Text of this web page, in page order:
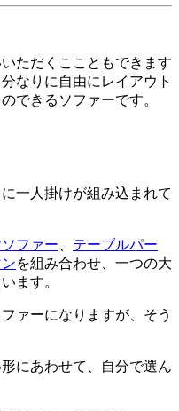
ただくここともできます
なりに自由にレイアウト
できるソファーです。
一人掛けが組み込まれて
ファー
テーブルパー
を組み合わせ、一つの大
ます。
ァーになりますが、そう
にあわせて、自分で選ん